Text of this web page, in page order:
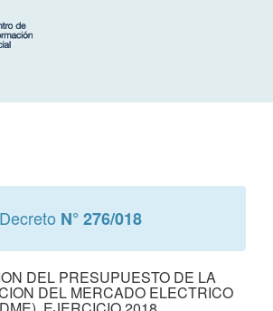
Decreto N° 276/018
DEL PRESUPUESTO DE LA
DEL MERCADO ELECTRICO